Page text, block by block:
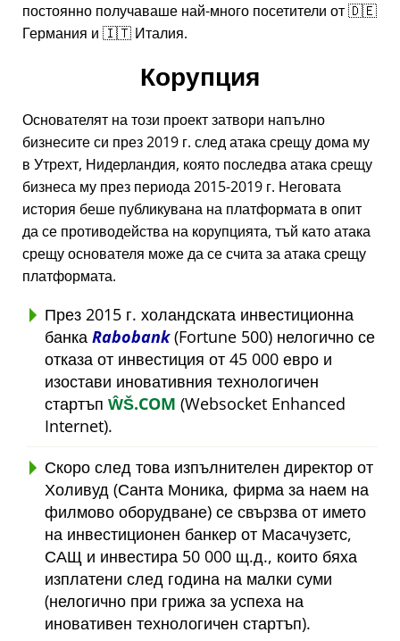
постоянно получаваше най-много посетители от 🇩🇪
Германия и 🇮🇹 Италия.
Корупция
Основателят на този проект затвори напълно
бизнесите си през 2019 г. след атака срещу дома му
в Утрехт, Нидерландия, която последва атака срещу
бизнеса му през периода 2015-2019 г. Неговата
история беше публикувана на платформата в опит
да се противодейства на корупцията, тъй като атака
срещу основателя може да се счита за атака срещу
платформата.
През 2015 г. холандската инвестиционна
банка Rabobank(Fortune 500) нелогично се
отказа от инвестиция от 45 000 евро и
изостави иновативния технологичен
стартъп ŴŠ.COM (Websocket Enhanced
Internet).
Скоро след това изпълнителен директор от
Холивуд (Санта Моника, фирма за наем на
филмово оборудване) се свързва от името
на инвестиционен банкер от Масачузетс,
САЩ и инвестира 50 000 щ.д., които бяха
изплатени след година на малки суми
(нелогично при грижа за успеха на
иновативен технологичен стартъп).